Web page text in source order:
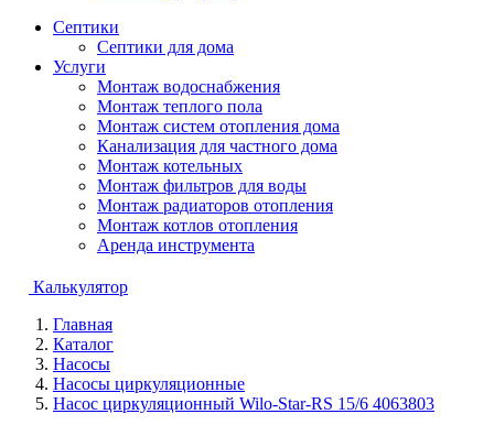
Септики
Септики для дома
Услуги
Монтаж водоснабжения
Монтаж теплого пола
Монтаж систем отопления дома
Канализация для частного дома
Монтаж котельных
Монтаж фильтров для воды
Монтаж радиаторов отопления
Монтаж котлов отопления
Аренда инструмента
Калькулятор
Главная
Каталог
Насосы
Насосы циркуляционные
Насос циркуляционный Wilo-Star-RS 15/6 4063803